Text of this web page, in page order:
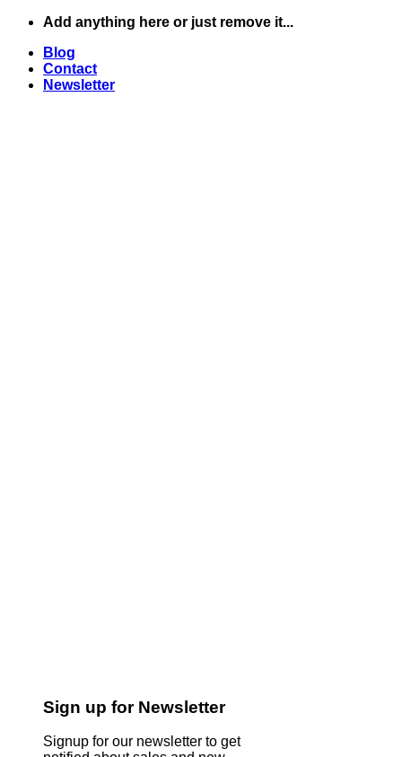
Skip
content
Add anything here or just remove it...
Blog
Contact
Newsletter
Sign up for Newsletter
Signup for our newsletter to get